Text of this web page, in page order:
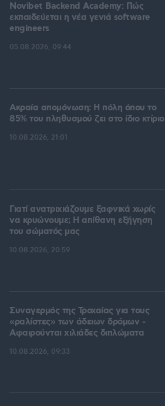
Novibet Backend Academy: Πώς
εκπαιδεύεται η νέα γενιά software
engineers
05.08.2026, 09:44
Ακραία απομόνωση: Η πόλη όπου το
85% του πληθυσμού ζει στο ίδιο κτίριο
10.08.2026, 21:01
Γιατί ανατριχιάζουμε ξαφνικά χωρίς
να κρυώνουμε; Η απίθανη εξήγηση
του σώματός μας
10.08.2026, 20:59
Συναγερμός της Τροχαίας για τους
«ραλίστες» των άδειων δρόμων -
Αφαιρούνται χιλιάδες διπλώματα
10.08.2026, 09:33